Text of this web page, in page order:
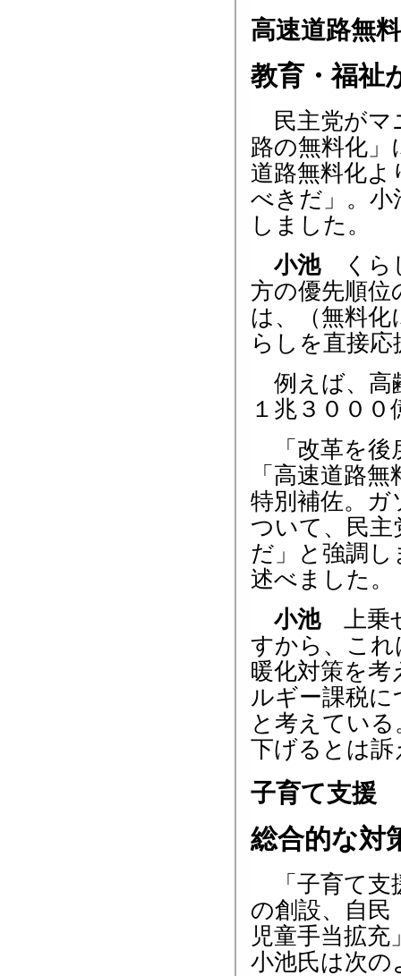
高速道路無
教育・福祉
民主党がマ
路の無料化
道路無料化よ
べきだ」。小
しました。
小池くら
方の優先順位
は、（無料化
らしを直接
例えば、高
１兆３００
「改革を後
「高速道路
特別補佐。
ついて、民主
だ」と強調
述べました。
小池上乗
すから、これ
暖化対策を
ルギー課税
と考えてい
下げるとは
子育て支援
総合的な対
「子育て支
の創設、自民
児童手当拡
小池氏は次